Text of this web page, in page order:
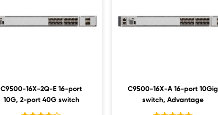
C9500-16X-2Q-E 16-port
10G, 2-port 40G switch
C9500-16X-A 16-port 10Gig
switch, Advantage